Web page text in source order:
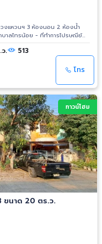
งแหวนฯ 3 ห้องนอน 2 ห้องน้ำ
ไทรน้อย - วัดไทรใหญ่ - โรงเรียน
ยสีม่วง สถานีคลองบางไผ่ - The
- วัดเล่งเน่ย
. 513
โทร
ทาวน์โฮม
ขนาด 20 ตร.ว.